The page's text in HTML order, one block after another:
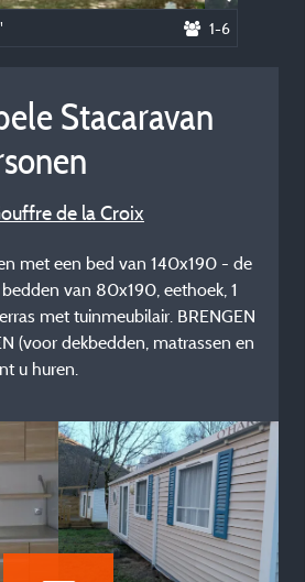
1-6
Stacaravan
de la Croix
met een bed van 140x190 - de
van 80x190, eethoek, 1
met tuinmeubilair. BRENGEN
(voor dekbedden, matrassen en
u huren.